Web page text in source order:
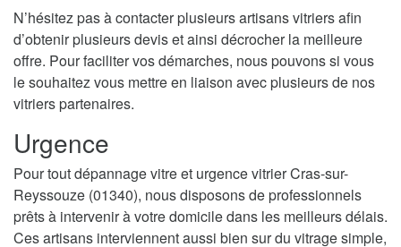
N’hésitez pas à contacter plusieurs artisans vitriers afin
d’obtenir plusieurs devis et ainsi décrocher la meilleure
offre. Pour faciliter vos démarches, nous pouvons si vous
le souhaitez vous mettre en liaison avec plusieurs de nos
vitriers partenaires.
Urgence
Pour tout dépannage vitre et urgence vitrier Cras-sur-
Reyssouze (01340), nous disposons de professionnels
prêts à intervenir à votre domicile dans les meilleurs délais.
Ces artisans interviennent aussi bien sur du vitrage simple,